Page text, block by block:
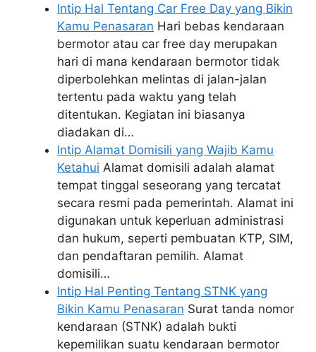
Intip Hal Tentang Car Free Day yang Bikin
Kamu Penasaran Hari bebas kendaraan
bermotor atau car free day merupakan
hari di mana kendaraan bermotor tidak
diperbolehkan melintas di jalan-jalan
tertentu pada waktu yang telah
ditentukan. Kegiatan ini biasanya
diadakan di…
Intip Alamat Domisili yang Wajib Kamu
Ketahui Alamat domisili adalah alamat
tempat tinggal seseorang yang tercatat
secara resmi pada pemerintah. Alamat ini
digunakan untuk keperluan administrasi
dan hukum, seperti pembuatan KTP, SIM,
dan pendaftaran pemilih. Alamat
domisili…
Intip Hal Penting Tentang STNK yang
Bikin Kamu Penasaran Surat tanda nomor
kendaraan (STNK) adalah bukti
kepemilikan suatu kendaraan bermotor